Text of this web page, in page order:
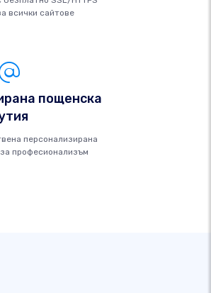
всички сайтове
пощенска
персонализирана
професионализъм